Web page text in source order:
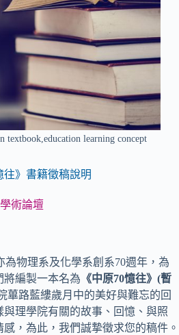
textbook,education learning concept
往》書籍徵稿說明
學術論壇
為物理系及化學系創系70週年，為
將編製一本名為 《中原70憶往》 (暫
蓽路藍縷歲月中的美好與難忘的回
理學院有關的故事、回憶、與照
，為此，我們誠摯徵求您的稿件。